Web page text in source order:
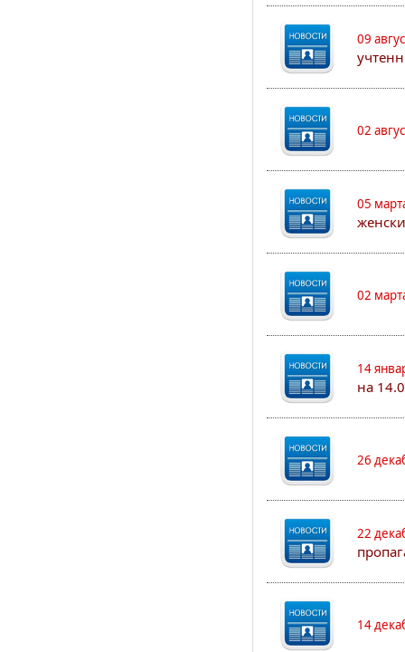
09
02
05
02
14
на
26
22
14